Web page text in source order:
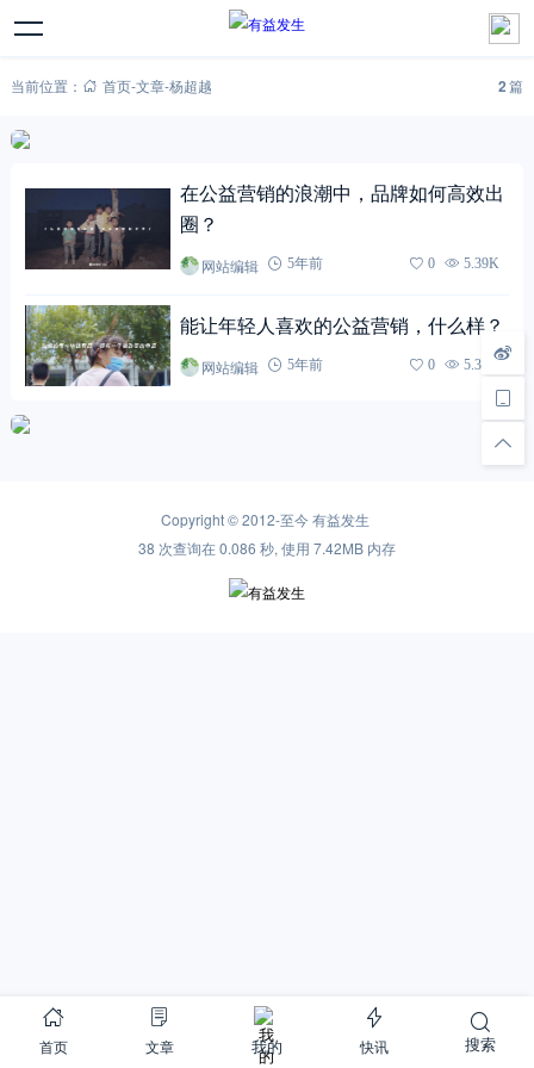
当前位置： 首页-文章-杨超越 2篇
在公益营销的浪潮中，品牌如何高效出
圈？
网站编辑 5年前 0 5.39K
能让年轻人喜欢的公益营销，什么样？
网站编辑 5年前 0 5.32K
Copyright © 2012-至今有益发生
38 次查询在 0.086 秒, 使用 7.42MB 内存
首页 文章 我的 快讯 搜索